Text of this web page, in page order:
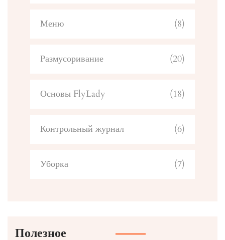
Меню (8)
Размусоривание (20)
Основы FlyLady (18)
Контрольный журнал (6)
Уборка (7)
Полезное